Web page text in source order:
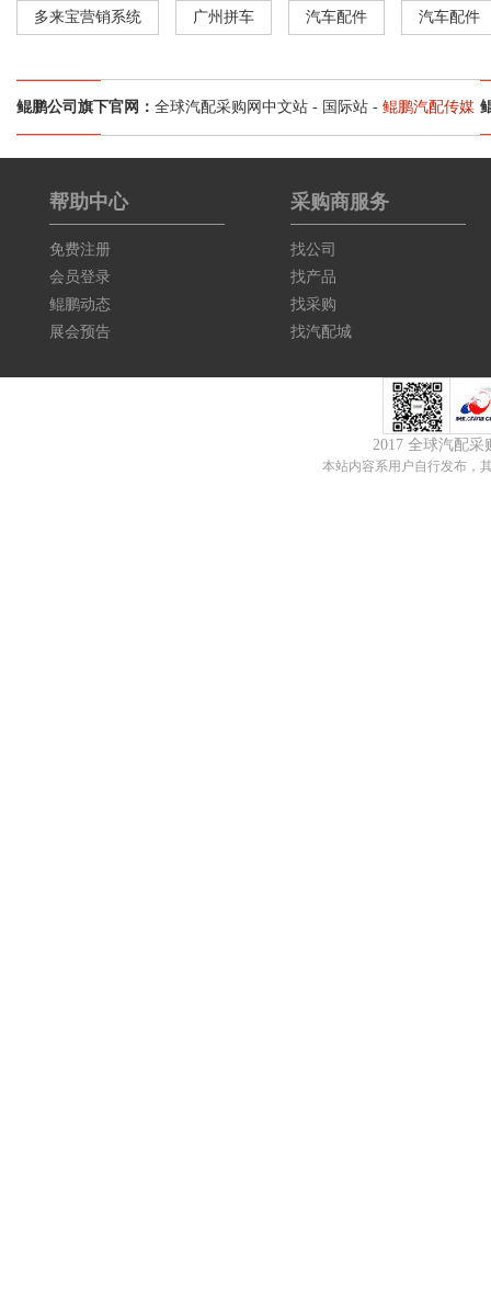
多来宝营销系统 广州拼车 汽车配件 汽车配件
鲲鹏公司旗下官网： 全球汽配采购网中文站 - 国际站 - 鲲鹏汽配传媒
帮助中心
免费注册
会员登录
鲲鹏动态
展会预告
采购商服务
找公司
找产品
找采购
找汽配城
2017 全球汽配
本站内容系用户自行发布，